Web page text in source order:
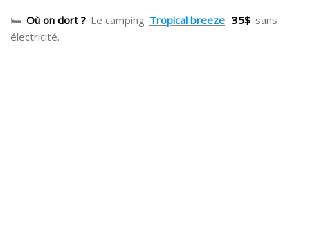
🛏 Où on dort ? Le camping Tropical breeze 35$ sans
électricité.